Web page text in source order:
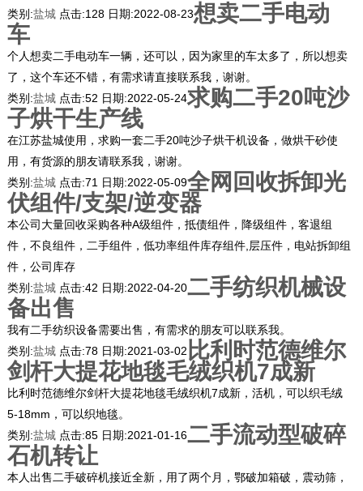
类别:盐城 点击:128 日期:2022-08-23想卖二手电动
车
个人想卖二手电动车一辆，还可以，因为家里的车太多了，所以想卖
了，这个车还不错，有需求请直接联系我，谢谢。
类别:盐城 点击:52 日期:2022-05-24求购二手20吨沙
子烘干生产线
在江苏盐城使用，求购一套二手20吨沙子烘干机设备，做烘干砂使
用，有货源的朋友请联系我，谢谢。
类别:盐城 点击:71 日期:2022-05-09全网回收拆卸光
伏组件/支架/逆变器
本公司大量回收采购各种A级组件，抵债组件，降级组件，客退组
件，不良组件，二手组件，低功率组件库存组件,层压件，电站拆卸组
件，公司库存
类别:盐城 点击:42 日期:2022-04-20二手纺织机械设
备出售
我有二手纺织设备需要出售，有需求的朋友可以联系我。
类别:盐城 点击:78 日期:2021-03-02 比利时范德维尔
剑杆大提花地毯毛绒织机7成新
比利时范德维尔剑杆大提花地毯毛绒织机7成新，活机，可以织毛绒
5-18mm，可以织地毯。
类别:盐城 点击:85 日期:2021-01-16二手流动型破碎
石机转让
本人出售二手破碎机接近全新，用了两个月，鄂破加箱破，震动筛，